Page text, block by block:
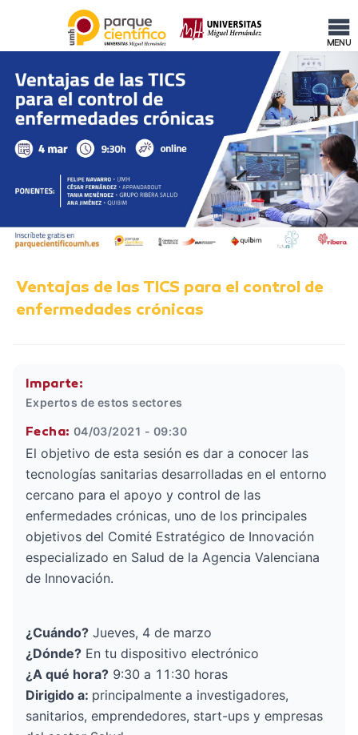
MENU
Ventajas de las TICS para el control de
enfermedades crónicas
Imparte:
Expertos de estos sectores
Fecha: 04/03/2021 - 09:30
El objetivo de esta sesión es dar a conocer las
tecnologías sanitarias desarrolladas en el entorno
cercano para el apoyo y control de las
enfermedades crónicas, uno de los principales
objetivos del Comité Estratégico de Innovación
especializado en Salud de la Agencia Valenciana
de Innovación.
¿Cuándo? Jueves, 4 de marzo
¿Dónde? En tu dispositivo electrónico
¿A qué hora? 9:30 a 11:30 horas
Dirigido a: principalmente a investigadores,
sanitarios, emprendedores, start-ups y empresas